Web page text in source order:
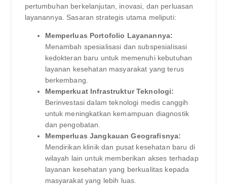
pertumbuhan berkelanjutan, inovasi, dan perluasan
layanannya. Sasaran strategis utama meliputi:
Memperluas Portofolio Layanannya:
Menambah spesialisasi dan subspesialisasi
kedokteran baru untuk memenuhi kebutuhan
layanan kesehatan masyarakat yang terus
berkembang.
Memperkuat Infrastruktur Teknologi:
Berinvestasi dalam teknologi medis canggih
untuk meningkatkan kemampuan diagnostik
dan pengobatan.
Memperluas Jangkauan Geografisnya:
Mendirikan klinik dan pusat kesehatan baru di
wilayah lain untuk memberikan akses terhadap
layanan kesehatan yang berkualitas kepada
masyarakat yang lebih luas.